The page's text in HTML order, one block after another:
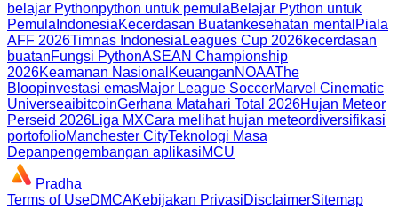
belajar Pythonpython untuk pemulaBelajar Python untuk
Pemula IndonesiaKecerdasan Buatankesehatan mental Piala
AFF 2026Timnas Indonesia Leagues Cup 2026kecerdasan
buatanFungsi PythonASEAN Championship
2026Keamanan Nasional KeuanganNOAAThe
Bloopinvestasi emasMajor League SoccerMarvel Cinematic
UniverseaibitcoinGerhana Matahari Total 2026Hujan Meteor
Perseid 2026Liga MXCara melihat hujan meteordiversifikasi
portofolioManchester CityTeknologi Masa
Depanpengembangan aplikasiMCU
Pradha
Terms of UseDMCAKebijakan PrivasiDisclaimerSitemap